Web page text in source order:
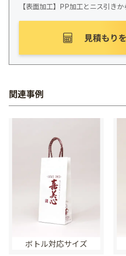
【表面加工】PP加工とニス引き
関連事例
ボトル対応サイズ